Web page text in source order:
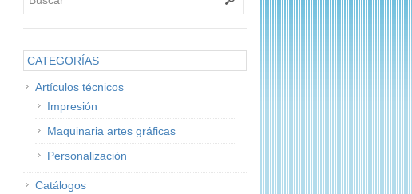
CATEGORÍAS
Artículos técnicos
Impresión
Maquinaria artes gráficas
Personalización
Catálogos